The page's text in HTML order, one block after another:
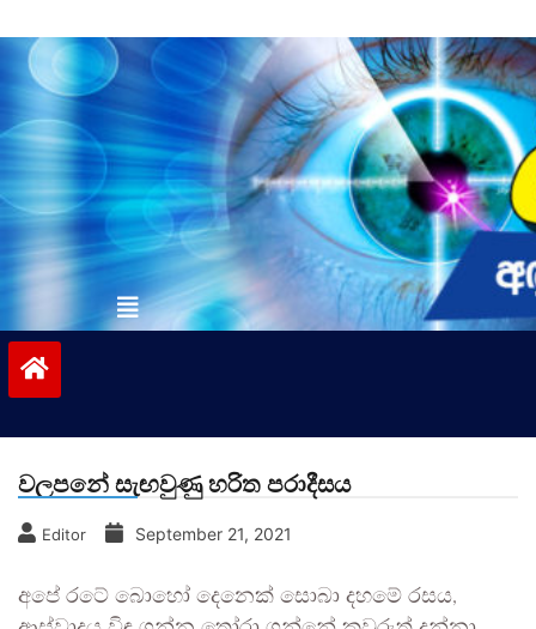
to
contentvinivida.lk
වලපනේ සැඟවුණු හරිත පරාදීසය
Editor September 21, 2021
අපේ රටේ බොහෝ දෙනෙක් සොබා දහමේ රසය,